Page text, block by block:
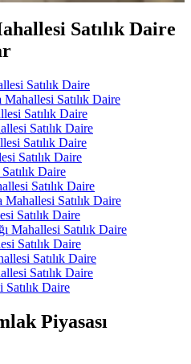
Satılık Daire
Satılık Daire
Satılık Daire
Satılık Daire
Satılık Daire
Satılık Daire
Satılık Daire
Daire
Satılık Daire
Satılık Daire
Satılık Daire
Mahallesi Satılık Daire
Satılık Daire
Satılık Daire
Satılık Daire
Daire
Piyasası